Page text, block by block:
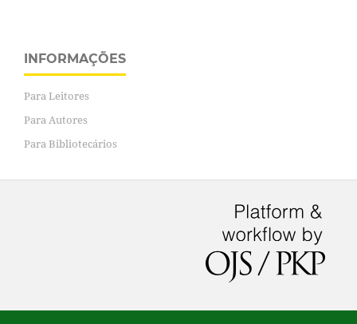
INFORMAÇÕES
Para Leitores
Para Autores
Para Bibliotecários